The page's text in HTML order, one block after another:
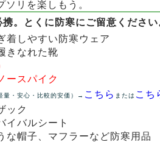
ソリを楽しもう。
携。とくに防寒にご留意ください
着しやすい防寒ウェア
きなれた靴
ースパイク
量・安心・比較的安価）→ こちら または こち
ック
イバルシート
な帽子、マフラーなど防寒用品